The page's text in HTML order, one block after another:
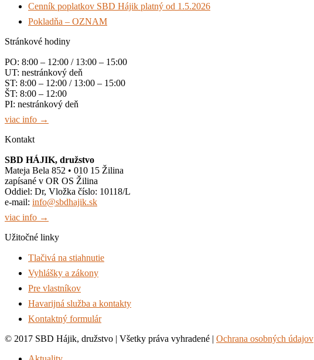
Cenník poplatkov SBD Hájik platný od 1.5.2026
Pokladňa – OZNAM
Stránkové hodiny
PO: 8:00 – 12:00 / 13:00 – 15:00
UT: nestránkový deň
ST: 8:00 – 12:00 / 13:00 – 15:00
ŠT: 8:00 – 12:00
PI: nestránkový deň
viac info →
Kontakt
SBD HÁJIK, družstvo
Mateja Bela 852 • 010 15 Žilina
zapísané v OR OS Žilina
Oddiel: Dr, Vložka číslo: 10118/L
e-mail: info@sbdhajik.sk
viac info →
Užitočné linky
Tlačivá na stiahnutie
Vyhlášky a zákony
Pre vlastníkov
Havarijná služba a kontakty
Kontaktný formulár
© 2017 SBD Hájik, družstvo | Všetky práva vyhradené | Ochrana osobných údajov